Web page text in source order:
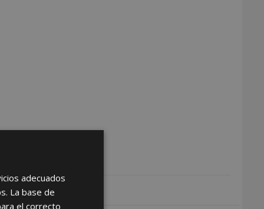
adecuados
La base de
el correcto